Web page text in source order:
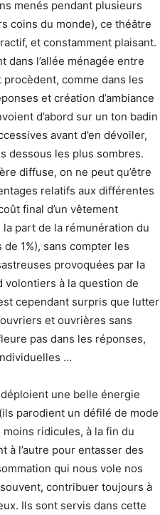
menés pendant plusieurs
coins du monde), ce théâtre
et constamment plaisant.
dans l’allée ménagée entre
comme dans les
et création d’ambiance
d’abord sur un ton badin
avant d’en dévoiler,
dessous les plus sombres.
diffuse, on ne peut qu’être
relatifs aux différentes
final d’un vêtement
part de la rémunération du
1%), sans compter les
provoquées par la
à la question de
cependant surpris que lutter
et ouvrières sans
pas dans les réponses,
…
une belle énergie
parodient un défilé de mode
ridicules, à la fin du
à l’autre pour entasser des
qui nous vole nos
contribuer toujours à
Ils sont servis dans cette